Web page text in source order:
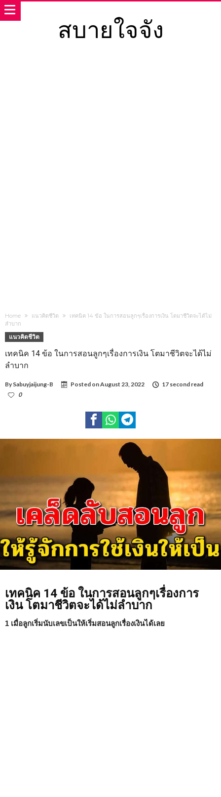
สบายใจจัง
Home แนวคิดชีวิต
เทคนิค 14 ข้อ ในการสอนลูกๆเรื่องการเงิน โตมาชีวิตจะได้ไม่
ลำบาก
แนวคิดชีวิต
เทคนิค 14 ข้อ ในการสอนลูกๆเรื่องการเงิน โตมาชีวิตจะได้ไม่
ลำบาก
By Sabuyjaijung-B Posted onAugust 23, 2022
17 second read
0
เทคนิค 14 ข้อ ในการสอนลูกๆเรื่องการ
เงิน โตมาชีวิตจะได้ไม่ลำบาก
1 เมื่อลูกเริ่มนับเลขเป็นให้เริ่มสอนลูกเรื่องเงินได้เลย